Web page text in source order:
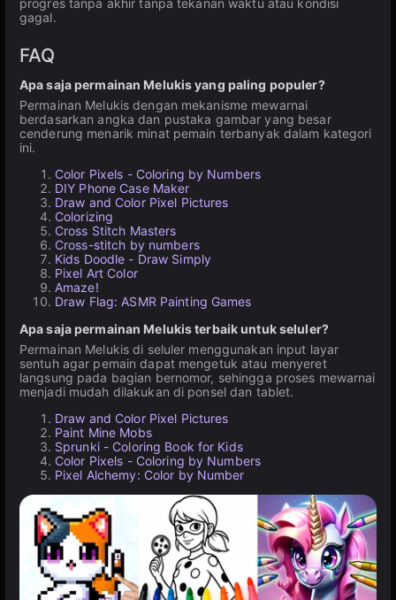
progres tanpa akhir tanpa tekanan waktu atau kondisi
gagal.
FAQ
Apa saja permainan Melukis yang paling populer?
Permainan Melukis dengan mekanisme mewarnai
berdasarkan angka dan pustaka gambar yang besar
cenderung menarik minat pemain terbanyak dalam kategori
ini.
Color Pixels - Coloring by Numbers
DIY Phone Case Maker
Draw and Color Pixel Pictures
Colorizing
Cross Stitch Masters
Cross-stitch by numbers
Kids Doodle - Draw Simply
Pixel Art Color
Amaze!
Draw Flag: ASMR Painting Games
Apa saja permainan Melukis terbaik untuk seluler?
Permainan Melukis di seluler menggunakan input layar
sentuh agar pemain dapat mengetuk atau menyeret
langsung pada bagian bernomor, sehingga proses mewarnai
menjadi mudah dilakukan di ponsel dan tablet.
Draw and Color Pixel Pictures
Paint Mine Mobs
Sprunki - Coloring Book for Kids
Color Pixels - Coloring by Numbers
Pixel Alchemy: Color by Number